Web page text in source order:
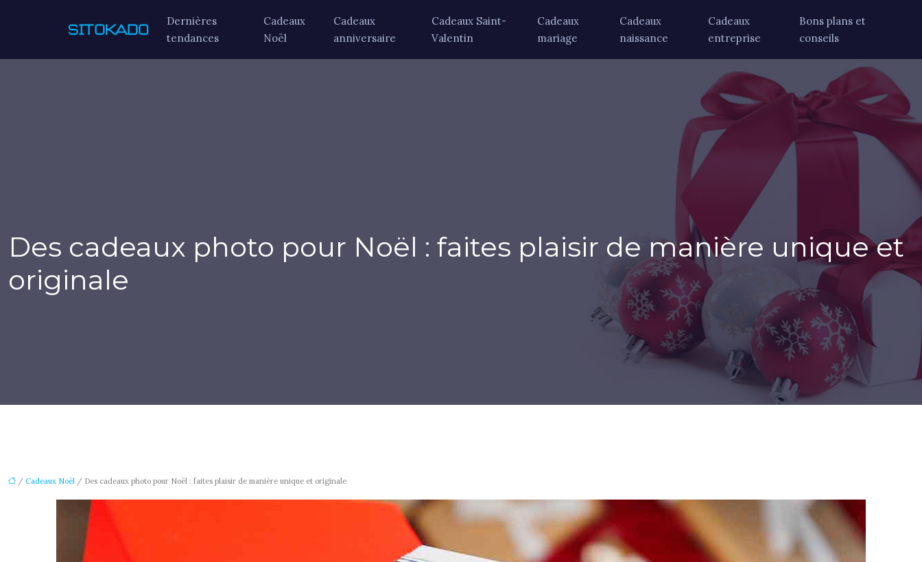
Dernières
tendances
Cadeaux
Noël
Cadeaux
anniversaire
Cadeaux Saint-
Valentin
Cadeaux
mariage
Cadeaux
naissance
Cadeaux
entreprise
Bons plans et
conseils
Des cadeaux photo pour Noël : faites plaisir de manière unique et
originale
/ Cadeaux Noël / Des cadeaux photo pour Noël : faites plaisir de manière unique et originale